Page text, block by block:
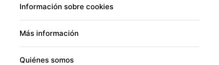
Información sobre cookies
Más información
Quiénes somos